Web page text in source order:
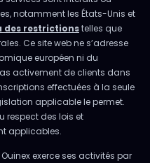
notamment les États-Unis et
des restrictionstelles que
Ce site web ne s’adresse
européen ni du
activement de clients dans
effectuées à la seule
applicable le permet.
respect des lois et
applicables.
Ouinex exerce ses activités par